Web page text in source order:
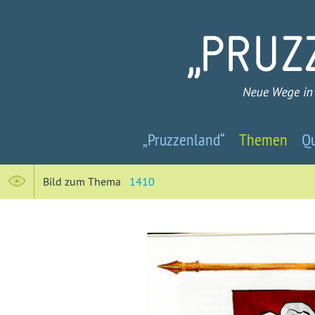
-
Neue
Wege
in
„Pruzzenland“ Themen
Bild zum Thema 1410